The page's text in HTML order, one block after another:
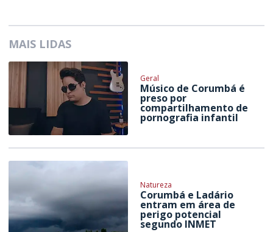
MAIS LIDAS
Geral
Músico de Corumbá é
preso por
compartilhamento de
pornografia infantil
Natureza
Corumbá e Ladário
entram em área de
perigo potencial
segundo INMET